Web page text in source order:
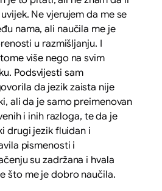
Ne vjerujem da me se
nama, ali naučila me je
u razmišljanju. I
više nego na svim
Podsvijesti sam
da jezik zaista nije
ali da je samo preimenovan
i inih razloga, te da je
drugi jezik fluidan i
pismenosti i
su zadržana i hvala
što me je dobro naučila.